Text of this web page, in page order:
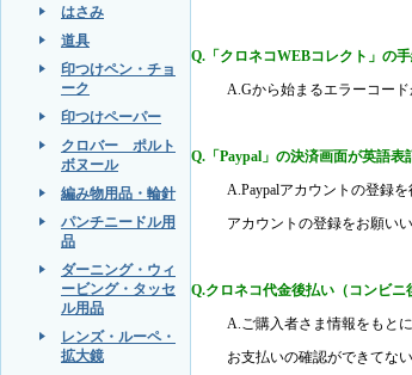
はさみ
道具
印つけペン・チョ
ーク
印つけペーパー
クロバー ポルト
ボヌール
編み物用品・輪針
パンチニードル用
品
ダーニング・ウィ
ービング・タッセ
ル用品
レンズ・ルーペ・
拡大鏡
Q.「クロネコWEBコレクト」の手
A.Gから始まるエラーコー
Q.「Paypal」の決済画面が英語表
A.Paypalアカウントの登録
アカウントの登録をお願いい
Q.クロネコ代金後払い（コンビ
A.ご購入者さま情報をもと
お支払いの確認ができてな